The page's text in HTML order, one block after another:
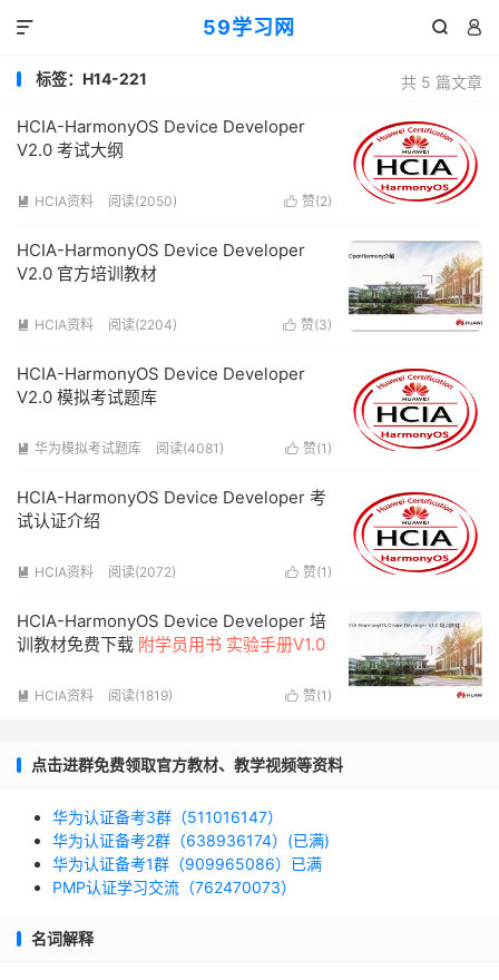
59学习网  

共 5 篇文章
标签：H14-221
HCIA-HarmonyOS Device Developer
V2.0 考试大纲
 赞(2)
 HCIA资料 阅读(2050)
HCIA-HarmonyOS Device Developer
V2.0 官方培训教材
 赞(3)
 HCIA资料 阅读(2204)
HCIA-HarmonyOS Device Developer
V2.0 模拟考试题库
 赞(1 )
 华为模拟考试题库 阅读(4081)
HCIA-HarmonyOS Device Developer 考
试认证介绍
 赞(1 )
 HCIA资料 阅读(2072)
HCIA-HarmonyOS Device Developer 培
训教材免费下载 附学员用书 实验手册V1.0
 赞(1 )
 HCIA资料 阅读(1819)
点击进群免费领取官方教材、教学视频等资料
华为认证备考3群（511016147）
华为认证备考2群（638936174）(已满)
华为认证备考1群（909965086）已满
PMP认证学习交流（762470073）
名词解释